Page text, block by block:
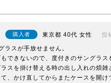
購入者 東京都 40代 女性 投
ラスが手放せません。
できないので、度付きのサングラス
スを掛け替える時の出し入れの煩雑
、かけ直してからまたケースを開け